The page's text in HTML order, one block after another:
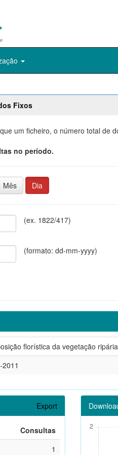
Fixos
um ficheiro, o número total de
no período.
Mês Dia
(ex. 1822/417)
(formato: dd-mm-yyyy)
florística da vegetação
Export
Consultas
1